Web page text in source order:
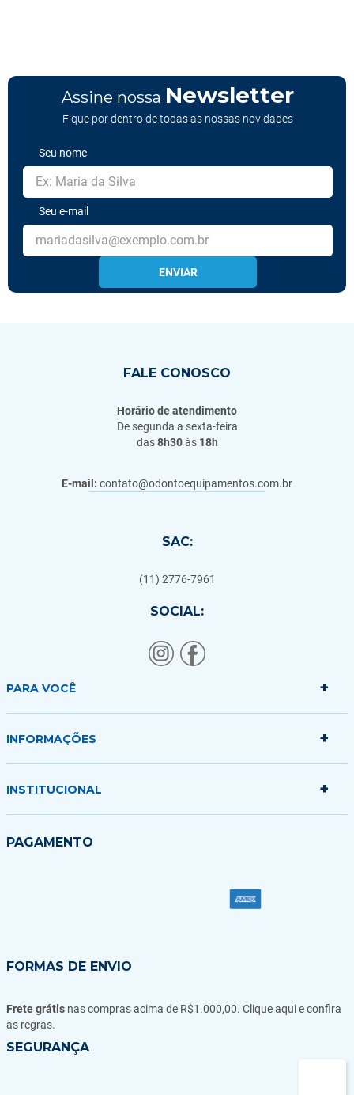
Assine nossa Newsletter
Fique por dentro de todas as nossas novidades
Seu nome
Seu e-mail
ENVIAR
FALE CONOSCO
Horário de atendimento
De segunda a sexta-feira
das8h30às 18h
E-mail: contato@odontoequipamentos.com.br
SAC:
(11) 2776-7961
SOCIAL:
PARA VOCÊ +
Minha conta
INFORMAÇÕES +
Politica de Entrega
INSTITUCIONAL +
Quem somos
PAGAMENTO
FORMAS DE ENVIO
Frete grátis nas compras acima de R$1.000,00. Clique aqui e confira
as regras.
SEGURANÇA